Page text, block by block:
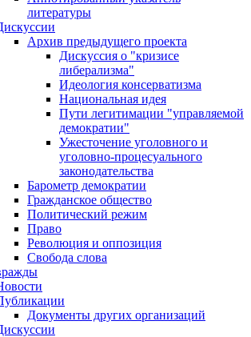
литературы
Архив предыдущего проекта
Дискуссия о "кризисе
либерализма"
Идеология консерватизма
Национальная идея
Пути легитимации "управляемой
демократии"
Ужесточение уголовного и
уголовно-процесуального
законодательства
Барометр демократии
Гражданское общество
Политический режим
Право
Революция и оппозиция
Свобода слова
Документы других организаций